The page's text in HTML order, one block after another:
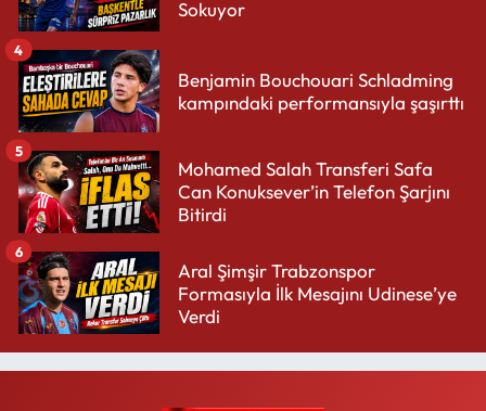
Sokuyor
Benjamin Bouchouari Schladming
kampındaki performansıyla şaşırttı
4
Mohamed Salah Transferi Safa
Can Konuksever’in Telefon Şarjını
Bitirdi
5
Aral Şimşir Trabzonspor
Formasıyla İlk Mesajını Udinese’ye
Verdi
6